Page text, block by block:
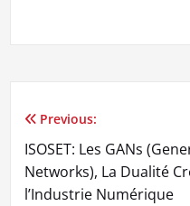
Post
navigation
Previous:
ISOSET: Les GANs
Networks), La Dualité
l’Industrie Numérique